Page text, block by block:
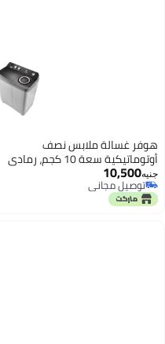
هوفر غسالة ملابس نصف
أوتوماتيكية سعة 10 كجم، رمادي
HW-HTTN10LSTO
جنيه10,500
توصيل مجاني
توصيل مجاني